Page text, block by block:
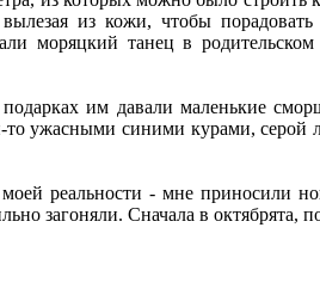
из кожи, чтобы
моряцкий танец в
им давали маленькие
ужасными синими курами, серой
реальности - мне приносили
загоняли. Сначала в октябрята,